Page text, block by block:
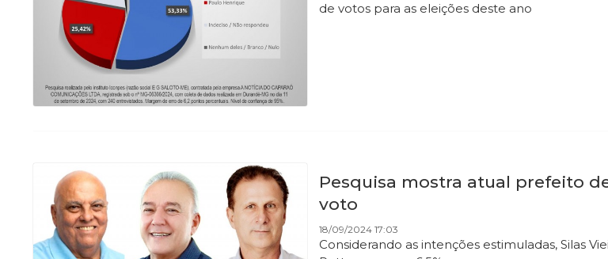
de votos para as eleições deste ano
Pesquisa mostra atual prefeito
voto
18/09/2024 17:03
Considerando as intenções estimuladas, Silas